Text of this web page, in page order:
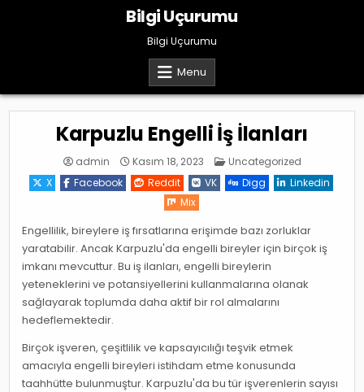
Bilgi Uçurumu
Bilgi Uçurumu
Menu
Karpuzlu Engelli İş İlanları
admin Kasım 18, 2023 Posted
Uncategorized
X
Facebook Reddit VK Digg
Linkedin
Mix
Engellilik, bireylere iş fırsatlarına erişimde bazı zorluklar
yaratabilir. Ancak Karpuzlu'da engelli bireyler için birçok iş
imkanı mevcuttur. Bu iş ilanları, engelli bireylerin
yeteneklerini ve potansiyellerini kullanmalarına olanak
sağlayarak toplumda daha aktif bir rol almalarını
hedeflemektedir.
Birçok işveren, çeşitlilik ve kapsayıcılığı teşvik etmek
amacıyla engelli bireyleri istihdam etme konusunda
taahhütte bulunmuştur. Karpuzlu'da bu tür işverenlerin sayısı